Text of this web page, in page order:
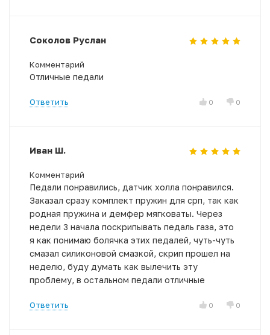
Соколов Руслан
Комментарий
Отличные педали
Ответить 0 0
Иван Ш.
Комментарий
Педали понравились, датчик холла понравился.
Заказал сразу комплект пружин для срп, так как
родная пружина и демфер мягковаты. Через
недели 3 начала поскрипывать педаль газа, это
я как понимаю болячка этих педалей, чуть-чуть
смазал силиконовой смазкой, скрип прошел на
неделю, буду думать как вылечить эту
проблему, в остальном педали отличные
Ответить 0 0